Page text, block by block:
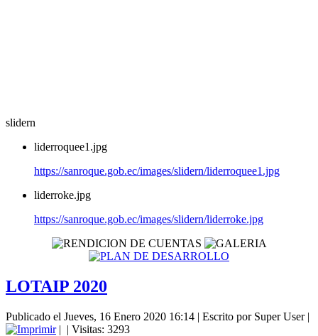
slidern
liderroquee1.jpg
https://sanroque.gob.ec/images/slidern/liderroquee1.jpg
liderroke.jpg
https://sanroque.gob.ec/images/slidern/liderroke.jpg
LOTAIP 2020
Publicado el Jueves, 16 Enero 2020 16:14 | Escrito por Super User|
| | Visitas: 3293